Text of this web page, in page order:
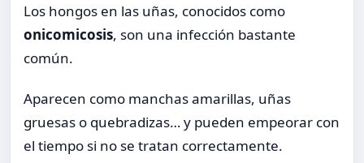
Los hongos en las uñas, conocidos como
onicomicosis, son una infección bastante
común.
Aparecen como manchas amarillas, uñas
gruesas o quebradizas… y pueden empeorar con
el tiempo si no se tratan correctamente.